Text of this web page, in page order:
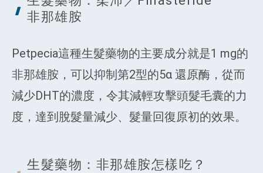
非那雄胺
Petpecia這種生髮藥物的主要成分就是1 mg的
非那雄胺，可以抑制第2型的5α 還原酶，從而
減少DHT的濃度，令其減輕攻擊頭髮毛囊的力
度，達到脫髮量減少、髮量回復原初的效果。
生髮藥物：非那雄胺怎樣吃？